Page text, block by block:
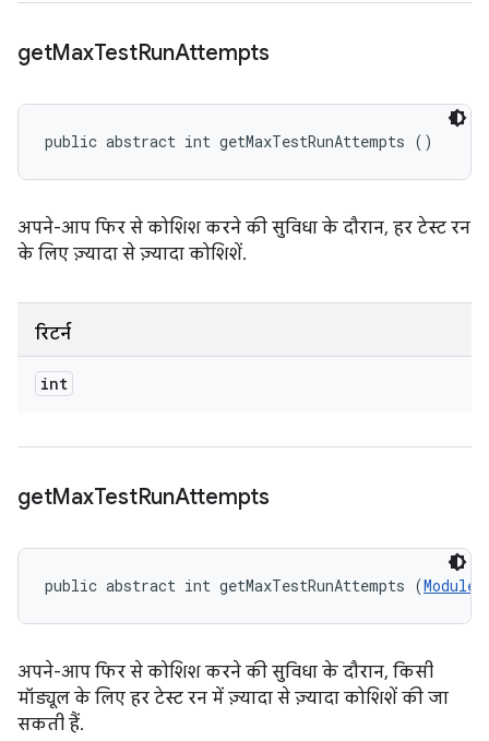
getMaxTestRunAttempts
public abstract int getMaxTestRunAttempts ()
अपने-आप फिर से कोशिश करने की सुविधा के दौरान, हर टेस्ट रन
के लिए ज़्यादा से ज़्यादा कोशिशें.
रिटर्न
int
getMaxTestRunAttempts
public abstract int getMaxTestRunAttempts (
अपने-आप फिर से कोशिश करने की सुविधा के दौरान, किसी
मॉड्यूल के लिए हर टेस्ट रन में ज़्यादा से ज़्यादा कोशिशें की जा
सकती हैं.